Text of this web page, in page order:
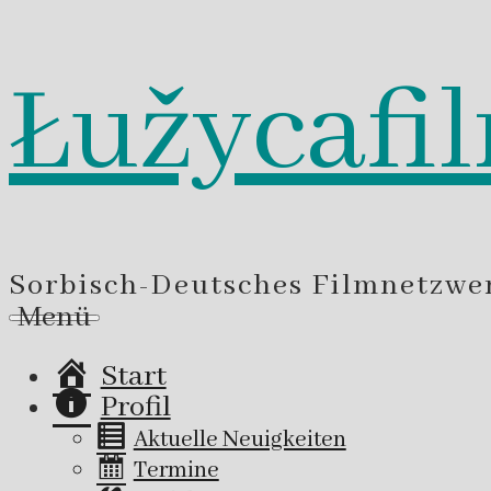
Zum
Inhalt
springen
Sorbisch-Deutsches
Menü
Start
Profil
Aktuelle Neuigkeiten
Termine